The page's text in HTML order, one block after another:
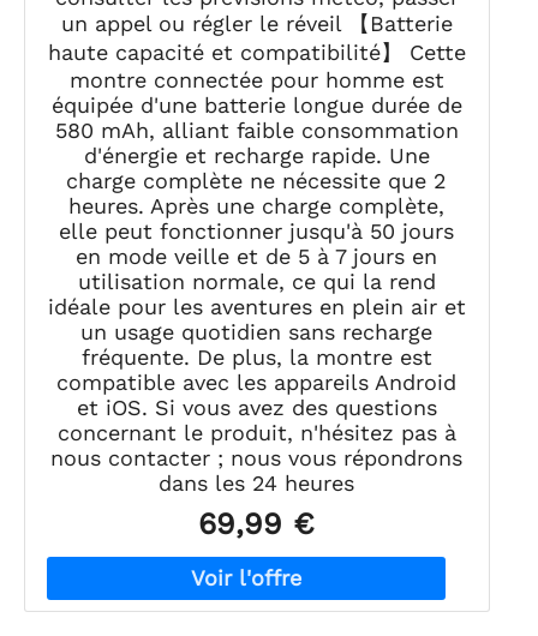
un appel ou régler le réveil 【Batterie
haute capacité et compatibilité】 Cette
montre connectée pour homme est
équipée d'une batterie longue durée de
580 mAh, alliant faible consommation
d'énergie et recharge rapide. Une
charge complète ne nécessite que 2
heures. Après une charge complète,
elle peut fonctionner jusqu'à 50 jours
en mode veille et de 5 à 7 jours en
utilisation normale, ce qui la rend
idéale pour les aventures en plein air et
un usage quotidien sans recharge
fréquente. De plus, la montre est
compatible avec les appareils Android
et iOS. Si vous avez des questions
concernant le produit, n'hésitez pas à
nous contacter ; nous vous répondrons
dans les 24 heures
69,99 €